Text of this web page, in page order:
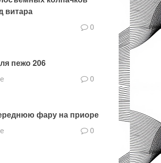
витара
0
пежо 206
0
фару на приоре
0